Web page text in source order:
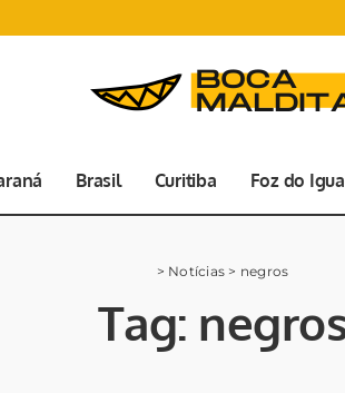
Brasil Curitiba Foz do
> Notícias > negros
Tag: